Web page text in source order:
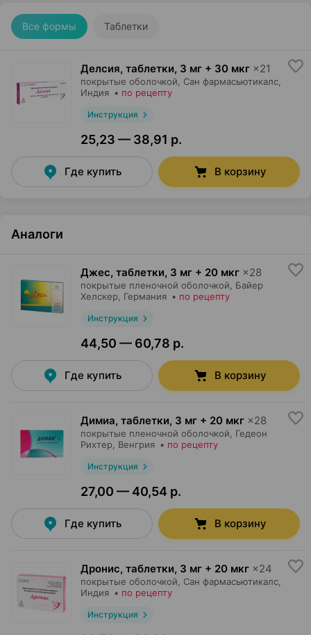
Все формы Таблетки
Делсия, таблетки, 3 мг + 30 мкг ×21
покрытые оболочкой, Сан фармасьютикалс
Индия • по рецепту
Инструкция
25,23 — 38,91 р.
Где купить В корзину
Аналоги
Джес, таблетки, 3 мг + 20 мкг ×28
покрытые пленочной оболочкой,
Байер
Хелскер , Германия • по рецепту
Инструкция
44,50 — 60,78 р.
Где купить В корзину
Димиа, таблетки, 3 мг + 20 мкг ×28
покрытые пленочной оболочкой,
Гедеон
Рихтер , Венгрия • по рецепту
Инструкция
27,00 — 40,54 р.
Где купить В корзину
Дронис, таблетки, 3 мг + 20 мкг ×24
покрытые оболочкой, Сан фармасьютикалс
Индия • по рецепту
Инструкция